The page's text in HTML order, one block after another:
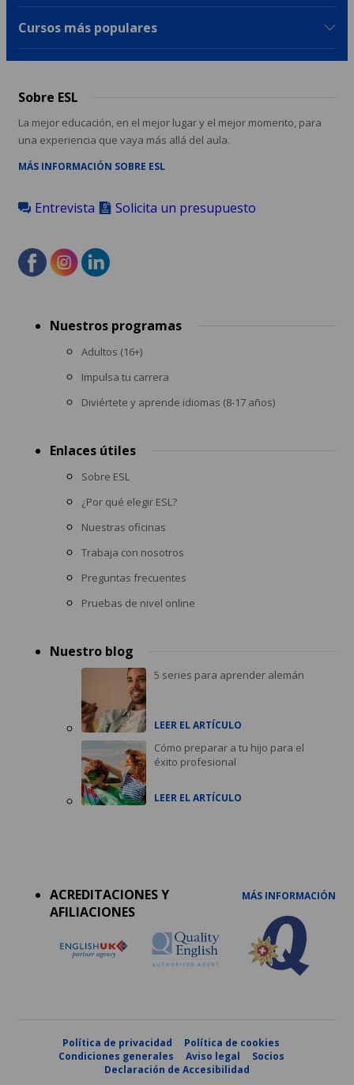
Cursos más populares
Sobre ESL
La mejor educación, en el mejor lugar y el mejor momento, para
una experiencia que vaya más allá del aula.
MÁS INFORMACIÓN SOBRE ESL
Entrevista Solicita un presupuesto
menuNuestros programas
Adultos (16+)
Impulsa tu carrera
Diviértete y aprende idiomas (8-17 años)
Enlaces útiles
Sobre ESL
¿Por qué elegir ESL?
Nuestras oficinas
Trabaja con nosotros
Preguntas frecuentes
Pruebas de nivel online
Nuestro blog
5 series para aprender alemán
LEER EL ARTÍCULO
Cómo preparar a tu hijo para el
éxito profesional
LEER EL ARTÍCULO
ACREDITACIONES Y
AFILIACIONES
MÁS INFORMACIÓN
Política de privacidad
Política de cookies
Condiciones generales
Aviso legal
Socios
Declaración de Accesibilidad